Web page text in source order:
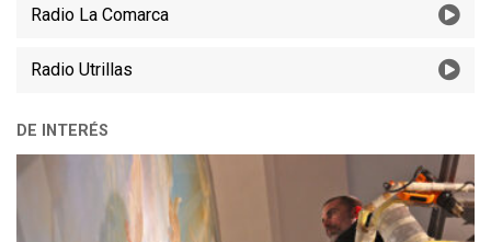
Radio La Comarca
Radio Utrillas
DE INTERÉS